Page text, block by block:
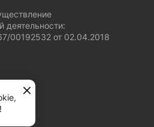
деятельности:
00192532 от 02.04.2018